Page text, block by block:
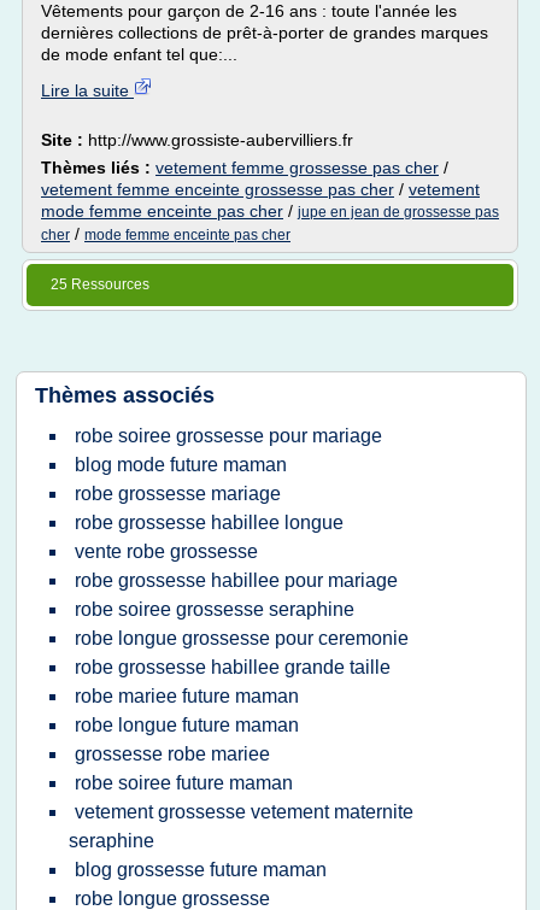
Vêtements pour garçon de 2-16 ans : toute l'année les
dernières collections de prêt-à-porter de grandes marques
de mode enfant tel que:...
Lire la suite
Site : http://www.grossiste-aubervilliers.fr
Thèmes liés : vetement femme grossesse pas cher /
vetement femme enceinte grossesse pas cher / vetement
mode femme enceinte pas cher / jupe en jean de grossesse pas
cher / mode femme enceinte pas cher
25 Ressources
Thèmes associés
robe soiree grossesse pour mariage
blog mode future maman
robe grossesse mariage
robe grossesse habillee longue
vente robe grossesse
robe grossesse habillee pour mariage
robe soiree grossesse seraphine
robe longue grossesse pour ceremonie
robe grossesse habillee grande taille
robe mariee future maman
robe longue future maman
grossesse robe mariee
robe soiree future maman
vetement grossesse vetement maternite
seraphine
blog grossesse future maman
robe longue grossesse